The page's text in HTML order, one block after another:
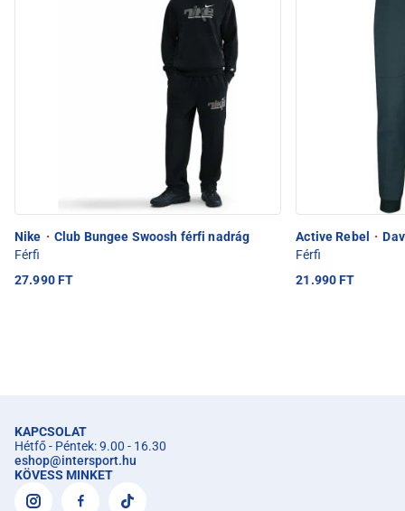
Nike · Club Bungee Swoosh férfi nadrág
Férfi
27.990 FT
Active Rebel ·
Férfi
21.990 FT
KAPCSOLAT
Hétfő - Péntek: 9.00 - 16.30
eshop@intersport.hu
KÖVESS MINKET